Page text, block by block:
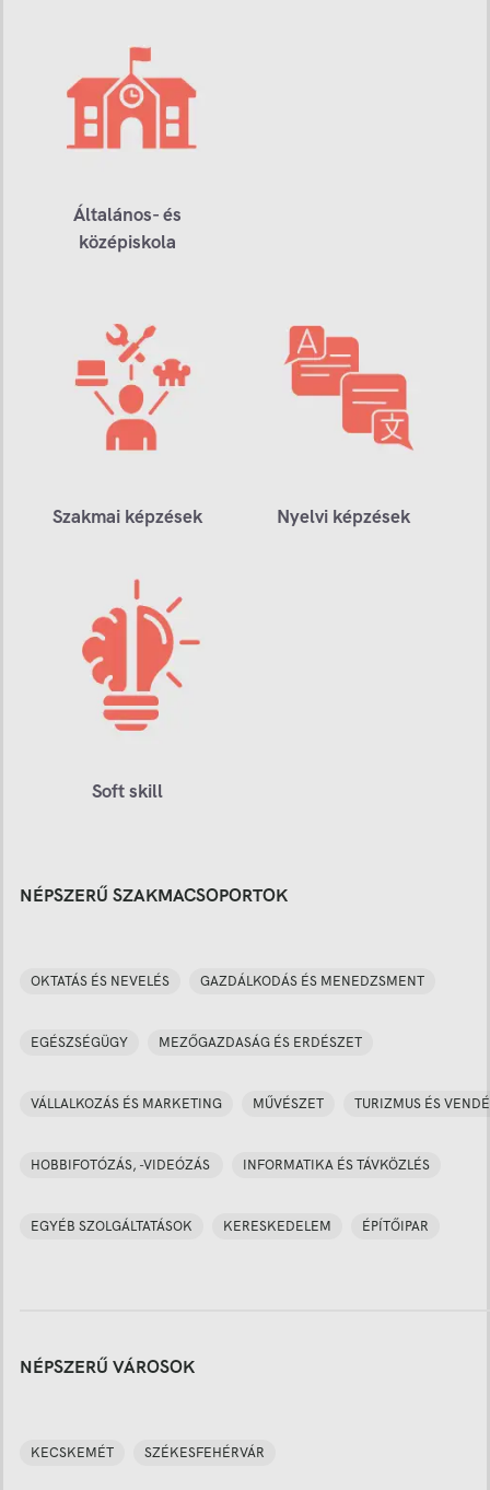
Általános- és
középiskola
Szakmai képzések Nyelvi képzések
Soft skill
NÉPSZERŰ SZAKMACSOPORTOK
OKTATÁS ÉS NEVELÉS GAZDÁLKODÁS ÉS MENEDZSMENT
EGÉSZSÉGÜGY MEZŐGAZDASÁG ÉS ERDÉSZET
VÁLLALKOZÁS ÉS MARKETING MŰVÉSZET TURIZMUS ÉS
HOBBIFOTÓZÁS, -VIDEÓZÁS INFORMATIKA ÉS TÁVKÖZLÉS
EGYÉB SZOLGÁLTATÁSOK KERESKEDELEM ÉPÍTŐIPAR
NÉPSZERŰ VÁROSOK
KECSKEMÉT SZÉKESFEHÉRVÁR